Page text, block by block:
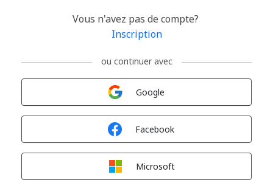
Vous n'avez pas de compte?
Inscription
ou continuer avec
Google
Facebook
Microsoft